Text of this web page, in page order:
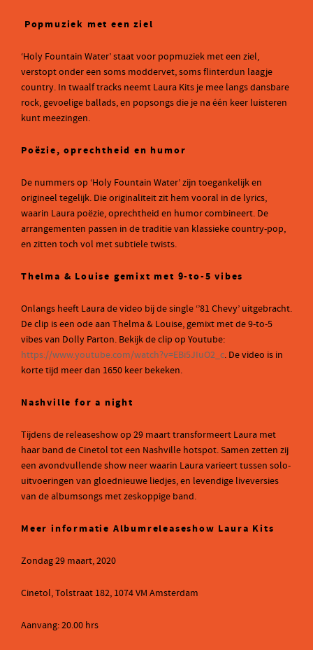
Popmuziek met een ziel
‘Holy Fountain Water’ staat voor popmuziek met een ziel,
verstopt onder een soms moddervet, soms flinterdun laagje
country. In twaalf tracks neemt Laura Kits je mee langs dansbare
rock, gevoelige ballads, en popsongs die je na één keer luisteren
kunt meezingen.
Poëzie, oprechtheid en humor
De nummers op ‘Holy Fountain Water’ zijn toegankelijk en
origineel tegelijk. Die originaliteit zit hem vooral in de lyrics,
waarin Laura poëzie, oprechtheid en humor combineert. De
arrangementen passen in de traditie van klassieke country-pop,
en zitten toch vol met subtiele twists.
Thelma & Louise gemixt met 9-to-5 vibes
Onlangs heeft Laura de video bij de single ‘’81 Chevy’ uitgebracht.
De clip is een ode aan Thelma & Louise, gemixt met de 9-to-5
vibes van Dolly Parton. Bekijk de clip op Youtube:
https://www.youtube.com/watch?v=EBi5JIuO2_c. De video is in
korte tijd meer dan 1650 keer bekeken.
Nashville for a night
Tijdens de releaseshow op 29 maart transformeert Laura met
haar band de Cinetol tot een Nashville hotspot. Samen zetten zij
een avondvullende show neer waarin Laura varieert tussen solo-
uitvoeringen van gloednieuwe liedjes, en levendige liveversies
van de albumsongs met zeskoppige band.
Meer informatie Albumreleaseshow Laura Kits
Zondag 29 maart, 2020
Cinetol, Tolstraat 182, 1074 VM Amsterdam
Aanvang: 20.00 hrs